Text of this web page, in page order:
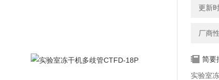
更新
厂商
简要
实验室